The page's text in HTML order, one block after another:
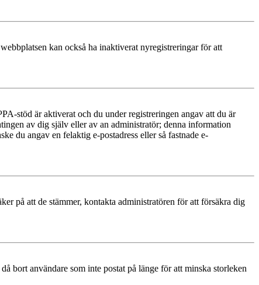
kan också ha inaktiverat nyregistreringar för att
stöd är aktiverat och du under registreringen angav att du är
av dig själv eller av an administratör; denna information
du angav en felaktig e-postadress eller så fastnade e-
på att de stämmer, kontakta administratören för att försäkra dig
bort användare som inte postat på länge för att minska storleken